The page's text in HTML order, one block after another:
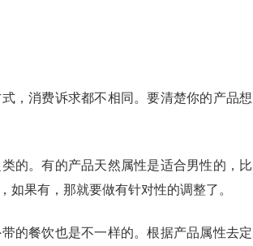
，消费诉求都不相同。要清楚你的产品想
的。有的产品天然属性是适合男性的，比
果有，那就要做有针对性的调整了。
的餐饮也是不一样的。根据产品属性去定